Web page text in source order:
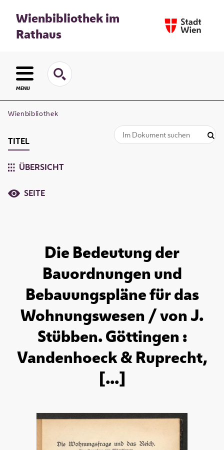
Wienbibliothek im
Rathaus
MENU
Wienbibliothek
TITEL
ÜBERSICHT
SEITE
Die Bedeutung der
Bauordnungen und
Bebauungspläne für das
Wohnungswesen / von J.
Stübben. Göttingen :
Vandenhoeck & Ruprecht,
[...]